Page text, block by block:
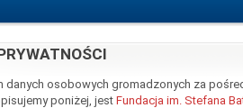
danych osobowych gromadzonych za
poniżej, jest Fundacja im. Stefana